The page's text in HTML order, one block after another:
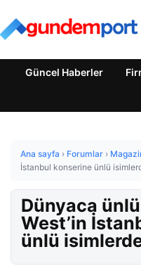
Güncel Haberler
Ana sayfa › Forumlar ›
İstanbul konserine ünlü
Dünyaca
West’in
ünlü